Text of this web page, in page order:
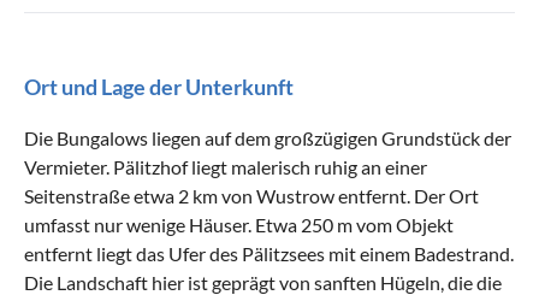
Ort und Lage der Unterkunft
Die Bungalows liegen auf dem großzügigen Grundstück der
Vermieter. Pälitzhof liegt malerisch ruhig an einer
Seitenstraße etwa 2 km von Wustrow entfernt. Der Ort
umfasst nur wenige Häuser. Etwa 250 m vom Objekt
entfernt liegt das Ufer des Pälitzsees mit einem Badestrand.
Die Landschaft hier ist geprägt von sanften Hügeln, die die